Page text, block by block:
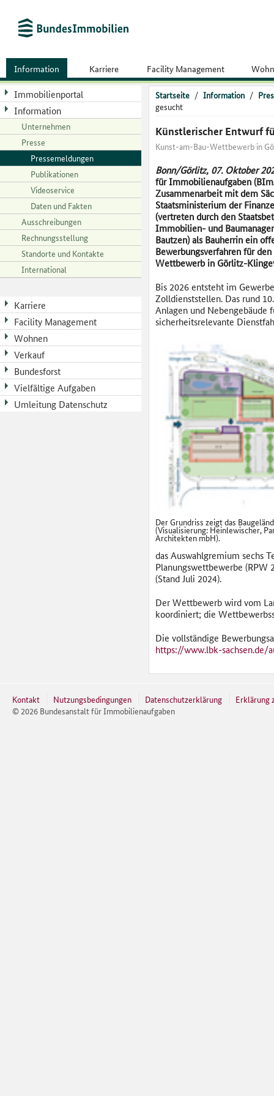
Information Karriere Facility Management
Immobilienportal
Information
Unternehmen
Presse
Pressemeldungen
Publikationen
Videoservice
Daten und Fakten
Ausschreibungen
Rechnungsstellung
Standorte und Kontakte
International
Karriere
Facility Management
Wohnen
Verkauf
Bundesforst
Vielfältige Aufgaben
Umleitung Datenschutz
Startseite / Information /
gesucht
Künstlerischer Entwurf
Kunst-am-Bau-Wettbewerb in
Bonn/Görlitz, 07. Oktober
für Immobilienaufgaben
Zusammenarbeit mit dem
Staatsministerium der
(vertreten durch den
Immobilien- und
Bautzen) als Bauherrin ein
Bewerbungsverfahren für
Wettbewerb in Görlitz-
Bis 2026 entsteht im
Zolldienststellen. Das rund
Anlagen und Nebengebäude
sicherheitsrelevante
Der Grundriss zeigt das
(Visualisierung: Heinlewischer,
Architekten mbH).
das Auswahlgremium sechs
Planungswettbewerbe (RPW
(Stand Juli 2024).
Der Wettbewerb wird vom
koordiniert; die
Die vollständige
https://www.lbk-sachsen.de/
Kontakt Nutzungsbedingungen Datenschutzerklärung
Erklärung
© 2026 Bundesanstalt für Immobilienaufgaben